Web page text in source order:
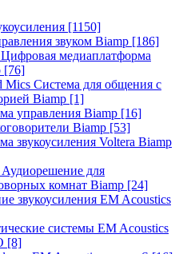
[1150]
звуком Biamp [186]
Цифровая медиаплатформа
[76]
Mics Система для общения с
Biamp [1]
управления Biamp [16]
Biamp [53]
звукоусиления Voltera Biamp
для
комнат Biamp [24]
звукоусиления EM Acoustics
системы EM Acoustics
[8]